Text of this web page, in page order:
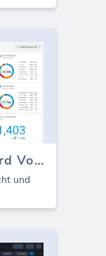
Bing Ads PPC Dashboard Vorlage
und